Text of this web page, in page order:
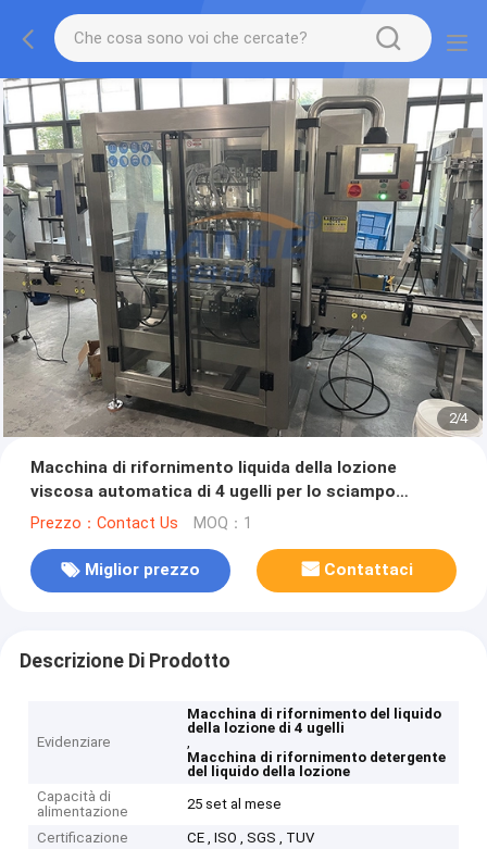
2/4
Macchina di rifornimento liquida della lozione
viscosa automatica di 4 ugelli per lo sciampo
detergente del sapone
Prezzo：Contact Us MOQ：1
Miglior prezzo Contattaci
Descrizione Di Prodotto
Evidenziare
Macchina di rifornimento del liquido
della lozione di 4 ugelli
,
Macchina di rifornimento detergente
del liquido della lozione
Capacità di
alimentazione
25 set al mese
Certificazione CE , ISO , SGS , TUV